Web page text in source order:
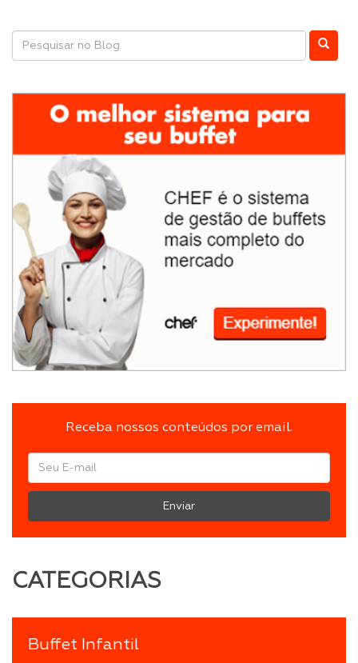
Receba nossos conteúdos por email.
Enviar
CATEGORIAS
Buffet Infantil